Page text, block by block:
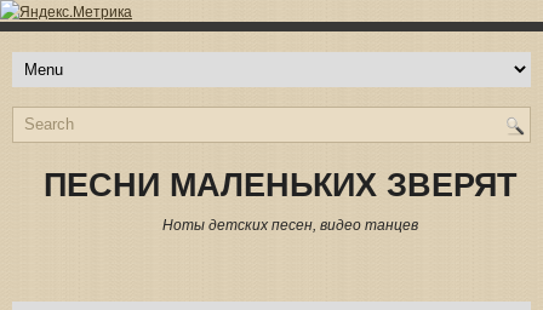
ПЕСНИ МАЛЕНЬКИХ ЗВЕРЯТ
Ноты детских песен, видео танцев